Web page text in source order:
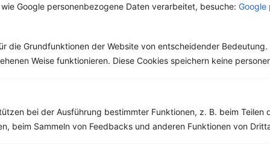
Google personenbezogene Daten verarbeitet, besuche: Google
die Grundfunktionen der Website von entscheidender Bedeutung.
Weise funktionieren. Diese Cookies speichern keine
bei der Ausführung bestimmter Funktionen, z. B. beim Teilen
beim Sammeln von Feedbacks und anderen Funktionen von
‹ ›
Kalorien:370 kcal
Kohlehydrate:20 g
Rezepte mit 600 bis 700 kcal
Rezepte